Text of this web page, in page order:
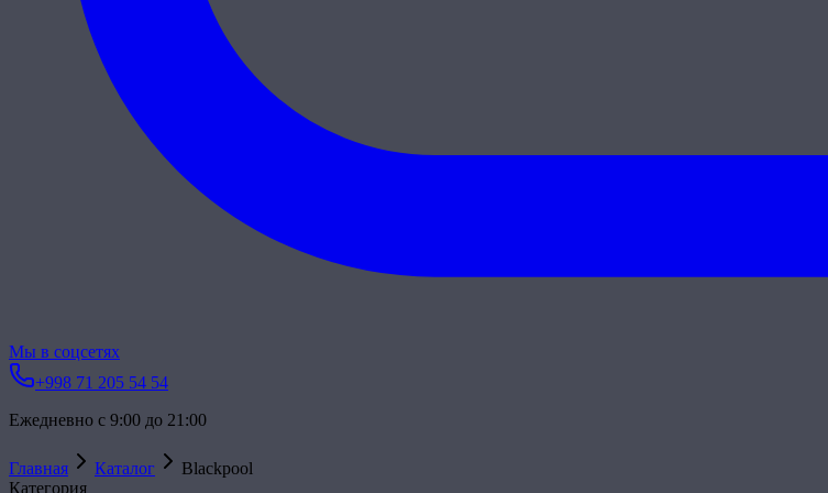
Мы в соцсетях
+998 71 205 54 54
Ежедневно с 9:00 до 21:00
Главная Каталог
Blackpool
Категория